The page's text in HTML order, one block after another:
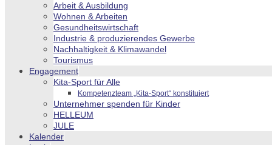
Arbeit & Ausbildung
Wohnen & Arbeiten
Gesundheitswirtschaft
Industrie & produzierendes Gewerbe
Nachhaltigkeit & Klimawandel
Tourismus
Engagement
Kita-Sport für Alle
Kompetenzteam „Kita-Sport“ konstituiert
Unternehmer spenden für Kinder
HELLEUM
JULE
Kalender